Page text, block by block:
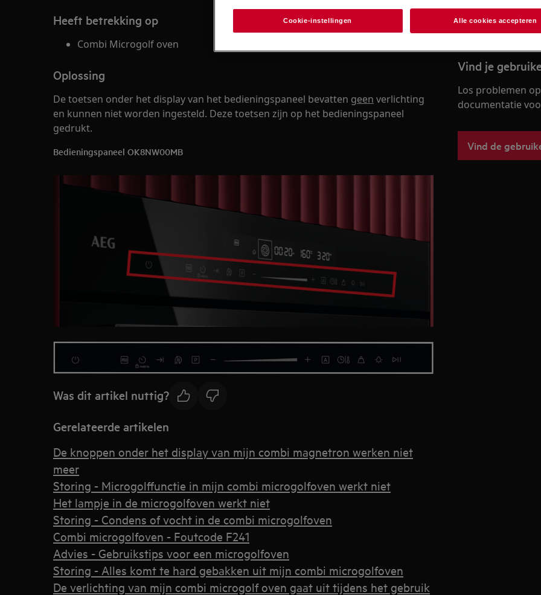
Heeft betrekking op
Combi Microgolf oven
Oplossing
De toetsen onder het display van het bedieningspaneel bevatten geen verlichting
en kunnen niet worden ingesteld. Deze toetsen zijn op het bedieningspaneel
gedrukt.
Bedieningspaneel OK8NW00MB
Was dit artikel nuttig?
Gerelateerde artikelen
De knoppen onder het display van mijn combi magnetron werken niet
meer
Storing - Microgolffunctie in mijn combi microgolfoven werkt niet
Het lampje in de microgolfoven werkt niet
Storing - Condens of vocht in de combi microgolfoven
Combi microgolfoven - Foutcode F241
Advies - Gebruikstips voor een microgolfoven
Storing - Alles komt te hard gebakken uit mijn combi microgolfoven
De verlichting van mijn combi microgolf oven gaat uit tijdens het gebruik
Koop
Vind je
Los problemen
documentatie
Vind de
Cookie-instellingen Alle cookies accepteren